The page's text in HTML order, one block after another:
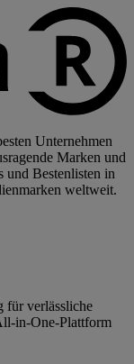
Unternehmen
Marken und
Bestenlisten in
weltweit.
für verlässliche
in-One-Plattform